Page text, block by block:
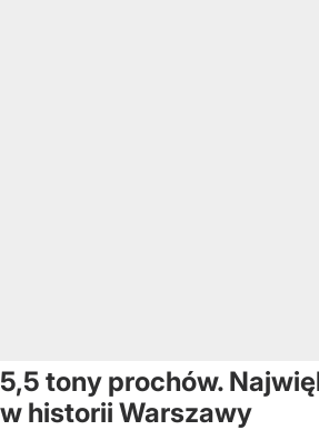
5,5 tony prochów.
w historii Warszawy